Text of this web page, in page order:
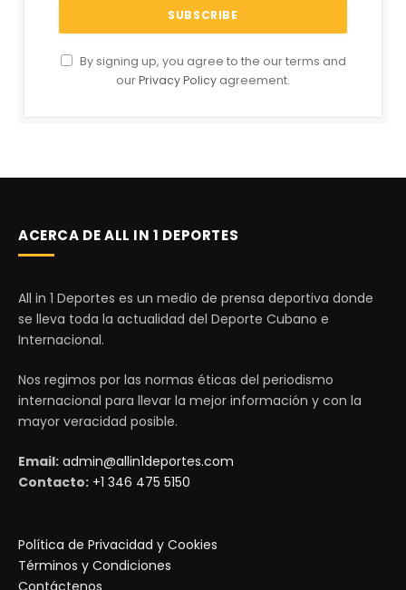
By signing up, you agree to the our terms and
ourPrivacy Policy agreement.
ACERCA DE ALL IN 1 DEPORTES
All in 1 Deportes es un medio de prensa deportiva donde
se lleva toda la actualidad del Deporte Cubano e
Internacional.
Nos regimos por las normas éticas del periodismo
internacional para llevar la mejor información y con la
mayor veracidad posible.
Email: admin@allin1deportes.com
Contacto: +1 346 475 5150
Política de Privacidad y Cookies
Términos y Condiciones
Contáctenos